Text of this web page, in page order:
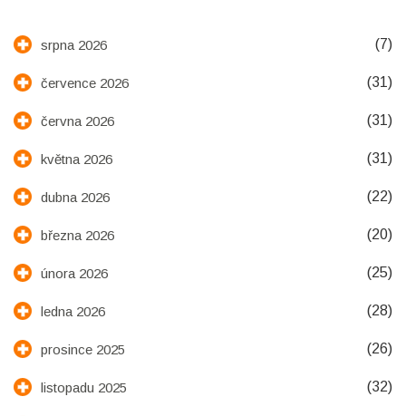
srpna 2026 (7)
července 2026 (31)
června 2026 (31)
května 2026 (31)
dubna 2026 (22)
března 2026 (20)
února 2026 (25)
ledna 2026 (28)
prosince 2025 (26)
listopadu 2025 (32)